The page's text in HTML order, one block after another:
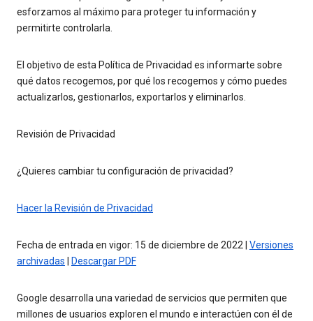
esforzamos al máximo para proteger tu información y
permitirte controlarla.
El objetivo de esta Política de Privacidad es informarte sobre
qué datos recogemos, por qué los recogemos y cómo puedes
actualizarlos, gestionarlos, exportarlos y eliminarlos.
Revisión de Privacidad
¿Quieres cambiar tu configuración de privacidad?
Hacer la Revisión de Privacidad
Fecha de entrada en vigor: 15 de diciembre de 2022 | Versiones
archivadas
Descargar PDF
Google desarrolla una variedad de servicios que permiten que
millones de usuarios exploren el mundo e interactúen con él de